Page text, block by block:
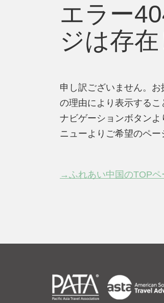
エラー
ジは存
申し訳ございません。
の理由により表示するこ
ナビゲーションボタン
ニューよりご希望のペー
→ふれあい中国のTOPペ